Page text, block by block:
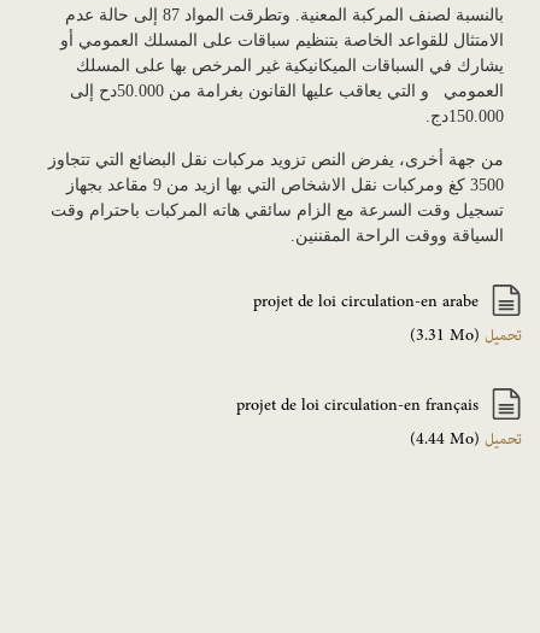
بالنسبة لصنف المركبة المعنية. وتطرقت المواد 87 إلى حالة عدم
الامتثال للقواعد الخاصة بتنظيم سباقات على المسلك العمومي أو
يشارك في السباقات الميكانيكية غير المرخص بها على المسلك
العمومي و التي يعاقب عليها القانون بغرامة من 50.000دح إلى
150.000دج.
من جهة أخرى، يفرض النص تزويد مركبات نقل البضائع التي تتجاوز
3500 كغ ومركبات نقل الاشخاص التي بها ازيد من 9 مقاعد بجهاز
تسجيل وقت السرعة مع الزام سائقي هاته المركبات باحترام وقت
السياقة ووقت الراحة المقننين.
projet de loi circulation-en arabe
(3.31 Mo) تحميل
projet de loi circulation-en français
(4.44 Mo) تحميل